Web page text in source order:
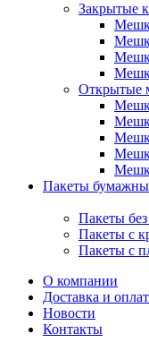
Закрытые
Открытые
Пакеты
Пакеты
Пакеты с
Пакеты с
О компании
Доставка и
Новости
Контакты